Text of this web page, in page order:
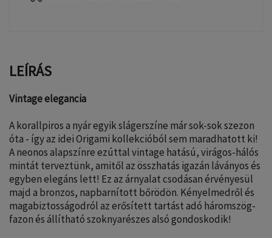
LEÍRÁS
Vintage elegancia
A korallpiros a nyár egyik slágerszíne már sok-sok szezon
óta - így az idei Origami kollekcióból sem maradhatott ki!
A neonos alapszínre ezúttal vintage hatású, virágos-hálós
mintát terveztünk, amitől az összhatás igazán láványos és
egyben elegáns lett! Ez az árnyalat csodásan érvényesül
majd a bronzos, napbarnított bőrödön. Kényelmedről és
magabiztosságodról az erősített tartást adó háromszög-
fazon és állítható szoknyarészes alsó gondoskodik!